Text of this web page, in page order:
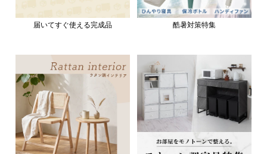
届いてすぐ使える完成品 酷暑対策特集